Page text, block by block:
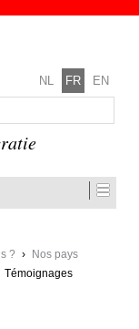
NL FR EN
? ›
Nos pays
Témoignages